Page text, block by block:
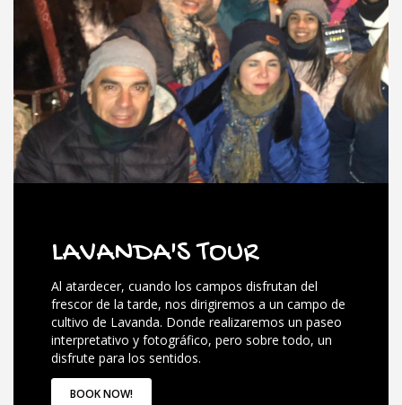
LAVANDA'S TOUR
Al atardecer, cuando los campos disfrutan del
frescor de la tarde, nos dirigiremos a un campo de
cultivo de Lavanda. Donde realizaremos un paseo
interpretativo y fotográfico, pero sobre todo, un
disfrute para los sentidos.
BOOK NOW!